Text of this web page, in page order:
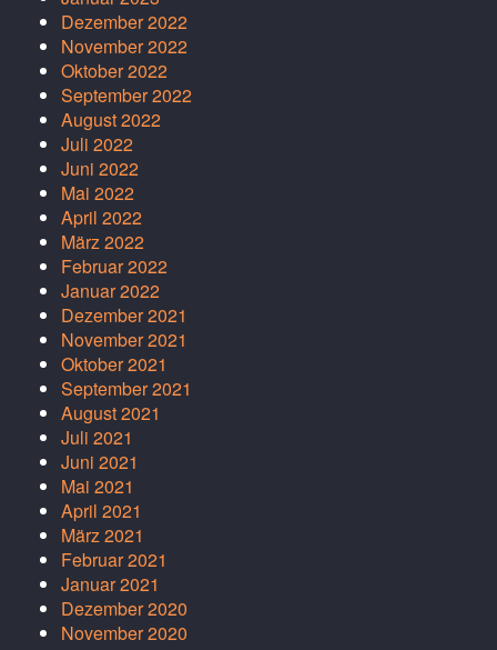
Dezember 2022
November 2022
Oktober 2022
September 2022
August 2022
Juli 2022
Juni 2022
Mai 2022
April 2022
März 2022
Februar 2022
Januar 2022
Dezember 2021
November 2021
Oktober 2021
September 2021
August 2021
Juli 2021
Juni 2021
Mai 2021
April 2021
März 2021
Februar 2021
Januar 2021
Dezember 2020
November 2020